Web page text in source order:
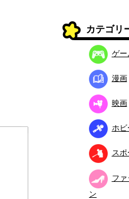
カテゴリ
ゲー
漫画
映画
ホビ
スポ
ファ
ン